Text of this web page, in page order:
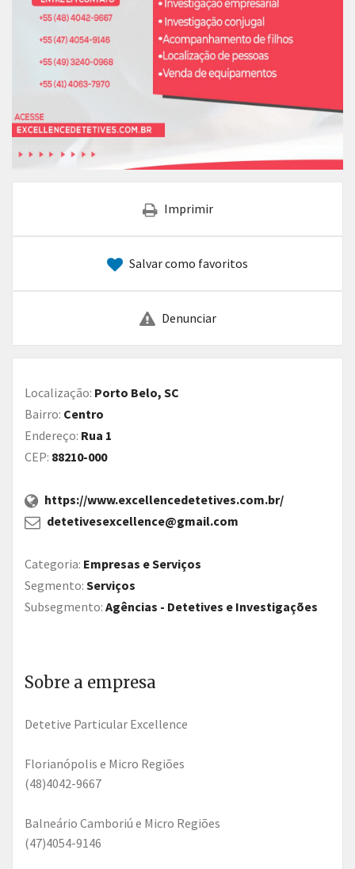
Imprimir
Salvar como favoritos
Denunciar
Localização: Porto Belo, SC
Bairro: Centro
Endereço: Rua 1
CEP: 88210-000
https://www.excellencedetetives.com.br/
detetivesexcellence@gmail.com
Categoria: Empresas e Serviços
Segmento: Serviços
Subsegmento: Agências - Detetives e Investigações
Sobre a empresa
Detetive Particular Excellence
Florianópolis e Micro Regiões
(48)4042-9667
Balneário Camboriú e Micro Regiões
(47)4054-9146